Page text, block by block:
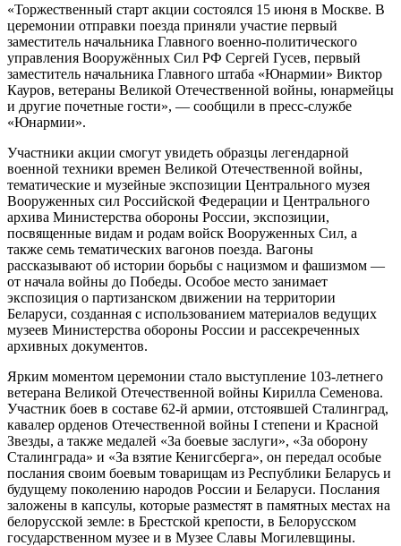
«Торжественный старт акции состоялся 15 июня в Москве. В
церемонии отправки поезда приняли участие первый
заместитель начальника Главного военно‑политического
управления Вооружённых Сил РФ Сергей Гусев, первый
заместитель начальника Главного штаба «Юнармии» Виктор
Кауров, ветераны Великой Отечественной войны, юнармейцы
и другие почетные гости», — сообщили в пресс-службе
«Юнармии».
Участники акции смогут увидеть образцы легендарной
военной техники времен Великой Отечественной войны,
тематические и музейные экспозиции Центрального музея
Вооруженных сил Российской Федерации и Центрального
архива Министерства обороны России, экспозиции,
посвященные видам и родам войск Вооруженных Сил, а
также семь тематических вагонов поезда. Вагоны
рассказывают об истории борьбы с нацизмом и фашизмом —
от начала войны до Победы. Особое место занимает
экспозиция о партизанском движении на территории
Беларуси, созданная с использованием материалов ведущих
музеев Министерства обороны России и рассекреченных
архивных документов.
Ярким моментом церемонии стало выступление 103‑летнего
ветерана Великой Отечественной войны Кирилла Семенова.
Участник боев в составе 62‑й армии, отстоявшей Сталинград,
кавалер орденов Отечественной войны I степени и Красной
Звезды, а также медалей «За боевые заслуги», «За оборону
Сталинграда» и «За взятие Кенигсберга», он передал особые
послания своим боевым товарищам из Республики Беларусь и
будущему поколению народов России и Беларуси. Послания
заложены в капсулы, которые разместят в памятных местах на
белорусской земле: в Брестской крепости, в Белорусском
государственном музее и в Музее Славы Могилевщины.